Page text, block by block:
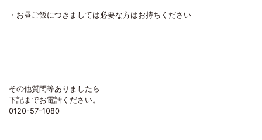
・お昼ご飯につきましては必要な方はお持ちください
その他質問等ありましたら
下記までお電話ください。
0120-57-1080